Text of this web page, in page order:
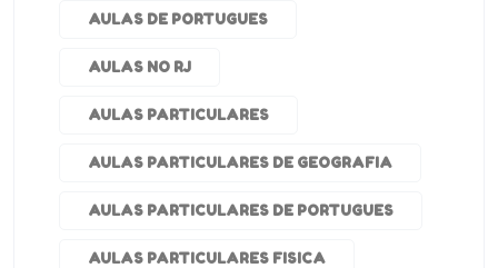
AULAS DE PORTUGUES
AULAS NO RJ
AULAS PARTICULARES
AULAS PARTICULARES DE GEOGRAFIA
AULAS PARTICULARES DE PORTUGUES
AULAS PARTICULARES FISICA